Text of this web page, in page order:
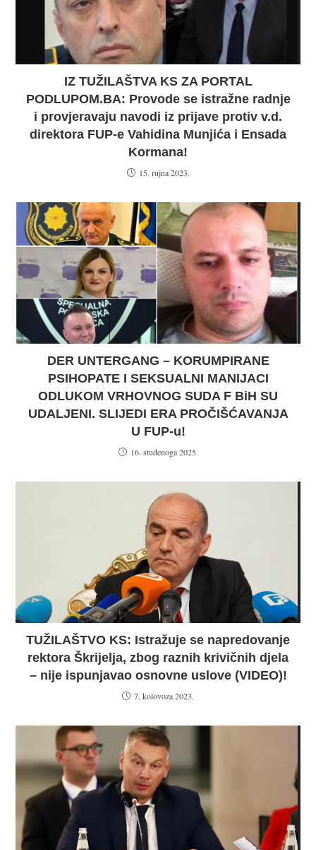
IZ TUŽILAŠTVA KS ZA PORTAL
PODLUPOM.BA: Provode se istražne radnje
i provjeravaju navodi iz prijave protiv v.d.
direktora FUP-e Vahidina Munjića i Ensada
Kormana!
15. rujna 2023.
DER UNTERGANG – KORUMPIRANE
PSIHOPATE I SEKSUALNI MANIJACI
ODLUKOM VRHOVNOG SUDA F BiH SU
UDALJENI. SLIJEDI ERA PROČIŠĆAVANJA
U FUP-u!
16. studenoga 2025.
TUŽILAŠTVO KS: Istražuje se napredovanje
rektora Škrijelja, zbog raznih krivičnih djela
– nije ispunjavao osnovne uslove (VIDEO)!
7. kolovoza 2023.